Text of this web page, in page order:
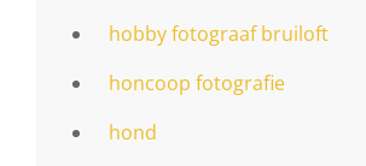
hobby fotograaf bruiloft
honcoop fotografie
hond